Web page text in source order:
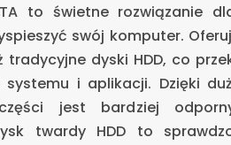
to świetne rozwiązanie
swój komputer.
tradycyjne dyski HDD, co
systemu i aplikacji. Dzięki
jest bardziej
twardy HDD to